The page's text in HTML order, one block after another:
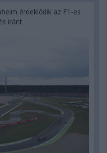
érdeklődik az F1-es
iránt